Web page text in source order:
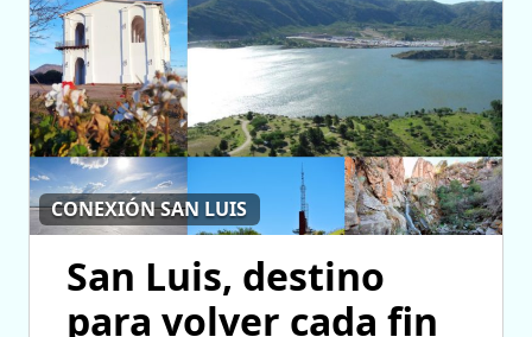
CONEXIÓN SAN LUIS
San Luis, destino
para volver cada fin